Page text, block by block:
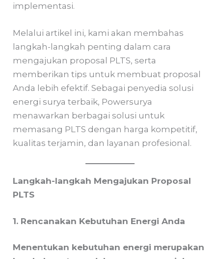
implementasi.
Melalui artikel ini, kami akan membahas
langkah-langkah penting dalam cara
mengajukan proposal PLTS, serta
memberikan tips untuk membuat proposal
Anda lebih efektif. Sebagai penyedia solusi
energi surya terbaik, Powersurya
menawarkan berbagai solusi untuk
memasang PLTS dengan harga kompetitif,
kualitas terjamin, dan layanan profesional.
Langkah-langkah Mengajukan Proposal
PLTS
1. Rencanakan Kebutuhan Energi Anda
Menentukan kebutuhan energi merupakan